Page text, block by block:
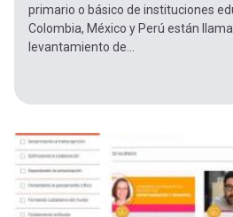
primario o básico de instituciones
Colombia, México y Perú están
levantamiento de...